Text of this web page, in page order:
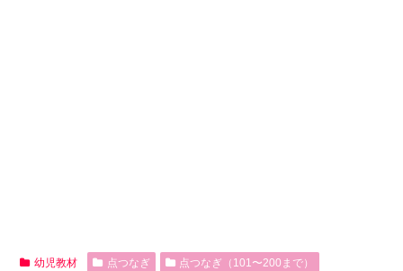
幼児教材 点つなぎ
点つなぎ（101〜200まで）